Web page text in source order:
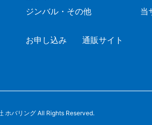
ジンバル・その他
当
お申し込み 通販サイト
ホバリング All Rights Reserved.